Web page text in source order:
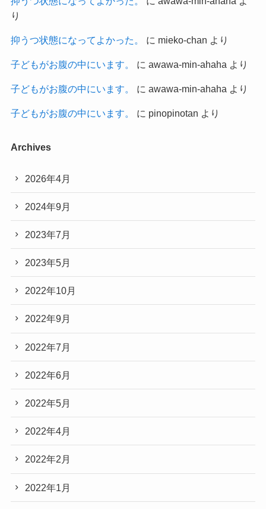
り
抑うつ状態になってよかった。 に mieko-chan より
子どもがお腹の中にいます。 に awawa-min-ahaha より
子どもがお腹の中にいます。 に awawa-min-ahaha より
子どもがお腹の中にいます。 に pinopinotan より
Archives
2026年4月
2024年9月
2023年7月
2023年5月
2022年10月
2022年9月
2022年7月
2022年6月
2022年5月
2022年4月
2022年2月
2022年1月